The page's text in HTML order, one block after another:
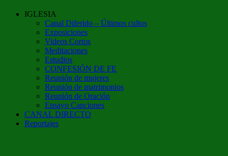
IGLESIA
Canal Diferido – Últimos cultos
Exposiciones
Videos Cortos
Meditaciones
Estudios
CONFESIÓN DE FE
Reunión de mujeres
Reunión de matrimonios
Reunión de Oración
Ensayo Canciones
CANAL DIRECTO
Reportajes